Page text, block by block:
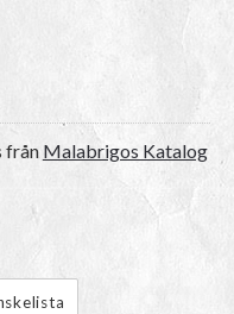
från Malabrigos Katalog